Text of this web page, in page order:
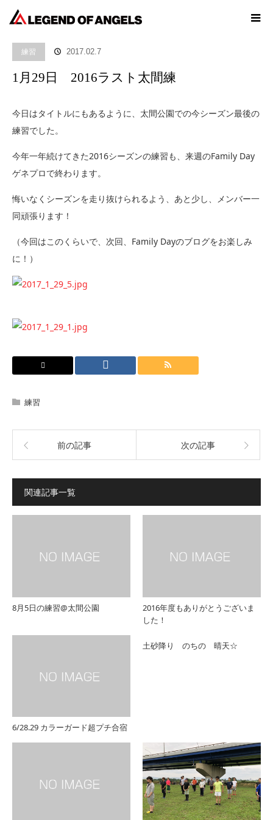
ブログ
練習 1月29日 2016ラスト太間練
練習 2017.02.7
1月29日 2016ラスト太間練
今日はタイトルにもあるように、太間公園での今シーズン最後の
練習でした。
今年一年続けてきた2016シーズンの練習も、来週のFamily Day
ゲネプロで終わります。
悔いなくシーズンを走り抜けられるよう、あと少し、メンバー一
同頑張ります！
（今回はこのくらいで、次回、Family Dayのブログをお楽しみ
に！）
練習
前の記事 次の記事
関連記事一覧
8月5日の練習@太間公園
2016年度もありがとうございま
した！
6/28.29 カラーガード超プチ合宿
土砂降り のちの 晴天☆